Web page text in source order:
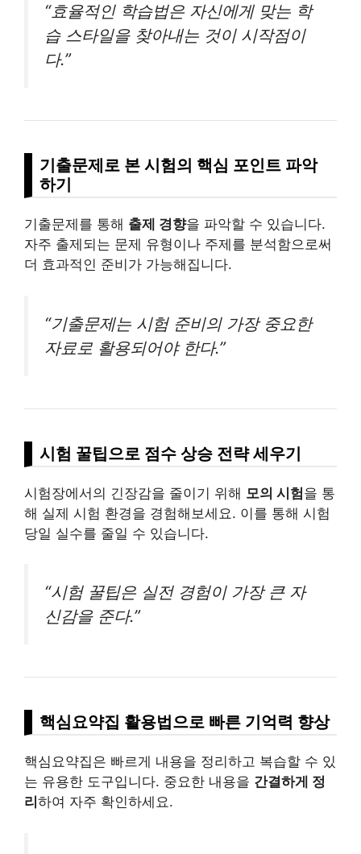
“효율적인 학습법은 자신에게 맞는 학
습 스타일을 찾아내는 것이 시작점이
다.”
기출문제로 본 시험의 핵심 포인트 파악
하기
기출문제를 통해 출제 경향을 파악할 수 있습니다.
자주 출제되는 문제 유형이나 주제를 분석함으로써
더 효과적인 준비가 가능해집니다.
“기출문제는 시험 준비의 가장 중요한
자료로 활용되어야 한다.”
시험 꿀팁으로 점수 상승 전략 세우기
시험장에서의 긴장감을 줄이기 위해 모의 시험을 통
해 실제 시험 환경을 경험해보세요. 이를 통해 시험
당일 실수를 줄일 수 있습니다.
“시험 꿀팁은 실전 경험이 가장 큰 자
신감을 준다.”
핵심요약집 활용법으로 빠른 기억력 향상
핵심요약집은 빠르게 내용을 정리하고 복습할 수 있
는 유용한 도구입니다. 중요한 내용을 간결하게 정
리 하여 자주 확인하세요.